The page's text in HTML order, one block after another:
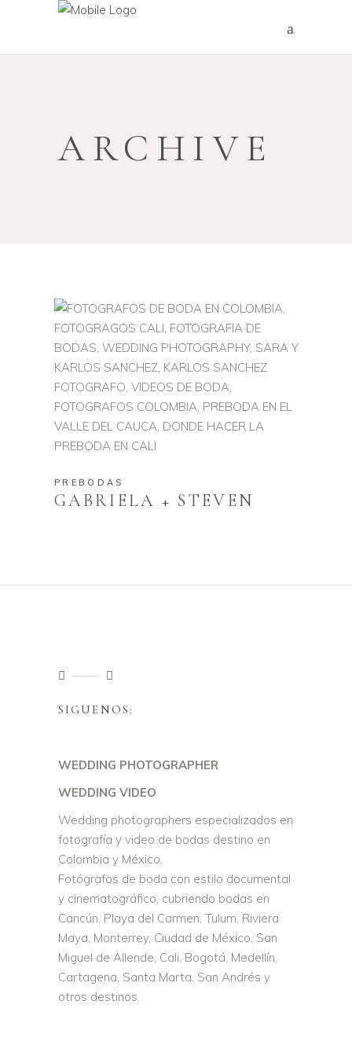
ARCHIVE
PREBODAS
GABRIELA + STEVEN
SIGUENOS:
WEDDING PHOTOGRAPHER
WEDDING VIDEO
Wedding photographers especializados en
fotografía y video de bodas destino en
Colombia y México.
Fotógrafos de boda con estilo documental
y cinematográfico, cubriendo bodas en
Cancún, Playa del Carmen, Tulum, Riviera
Maya, Monterrey, Ciudad de México, San
Miguel de Allende, Cali, Bogotá, Medellín,
Cartagena, Santa Marta, San Andrés y
otros destinos.